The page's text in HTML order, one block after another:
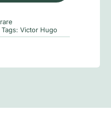
Tags:Victor Hugo